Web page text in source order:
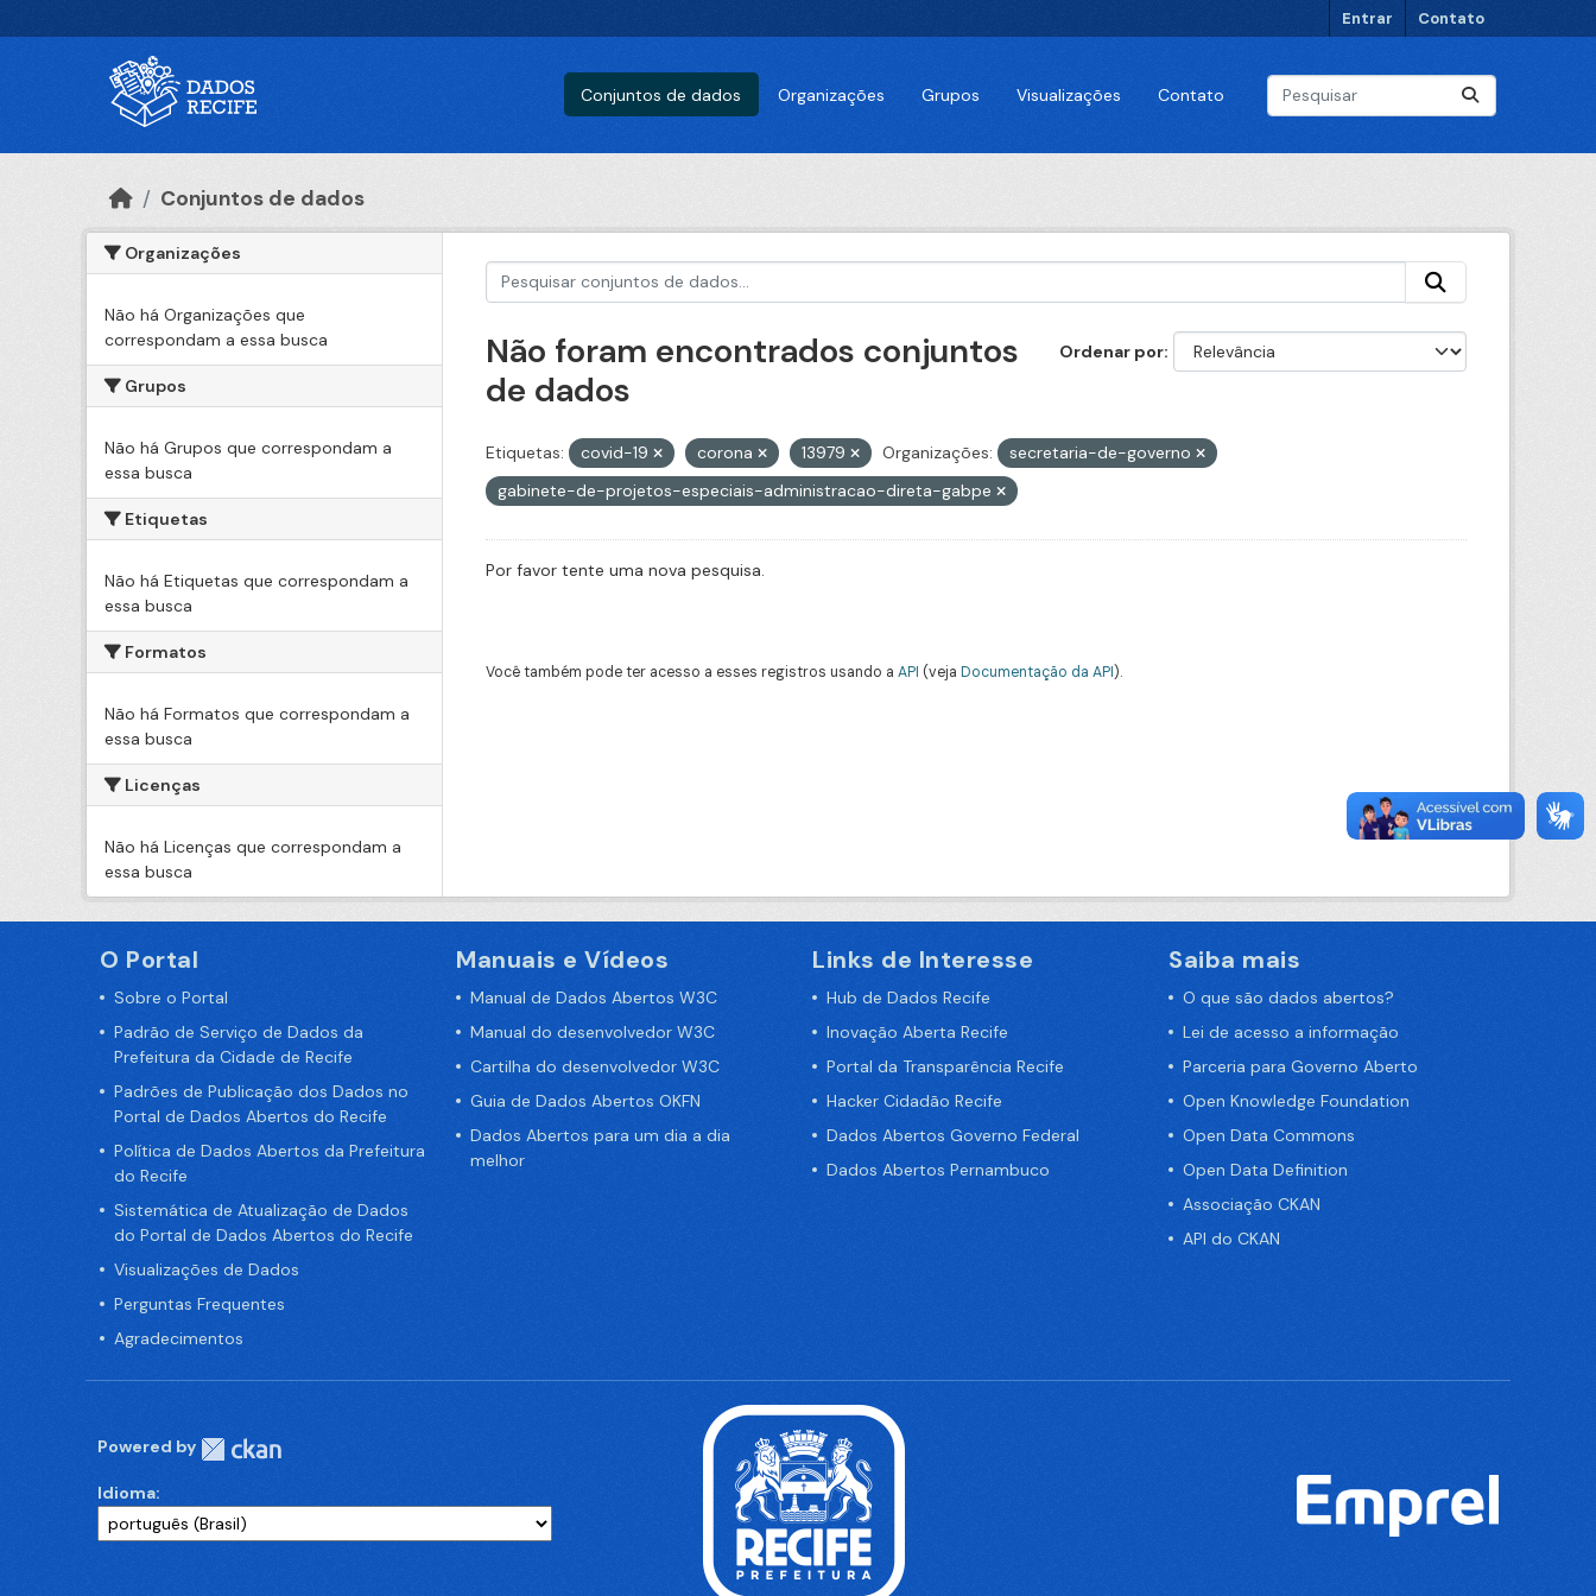
Entrar Contato
Conjuntos de dados Organizações Grupos Visualizações Contato
Conjuntos de dados
Organizações
Não há Organizações que
correspondam a essa busca
Grupos
Não há Grupos que correspondam a
essa busca
Etiquetas
Não há Etiquetas que correspondam a
essa busca
Formatos
Não há Formatos que correspondam a
essa busca
Licenças
Não há Licenças que correspondam a
essa busca
Ordenar por
Não foram encontrados conjuntos
de dados
Etiquetas: covid-19 corona 13979 Organizações:
secretaria-de-governo
gabinete-de-projetos-especiais-administracao-direta-gabpe
Por favor tente uma nova pesquisa.
Você também pode ter acesso a esses registros usando a API (veja Documentação da API).
O Portal
Sobre o Portal
Padrão de Serviço de Dados da
Prefeitura da Cidade de Recife
Padrões de Publicação dos Dados no
Portal de Dados Abertos do Recife
Política de Dados Abertos da Prefeitura
do Recife
Sistemática de Atualização de Dados
do Portal de Dados Abertos do Recife
Visualizações de Dados
Perguntas Frequentes
Agradecimentos
Manuais e Vídeos
Manual de Dados Abertos W3C
Manual do desenvolvedor W3C
Cartilha do desenvolvedor W3C
Guia de Dados Abertos OKFN
Dados Abertos para um dia a dia
melhor
Links de Interesse
Hub de Dados Recife
Inovação Aberta Recife
Portal da Transparência Recife
Hacker Cidadão Recife
Dados Abertos Governo Federal
Dados Abertos Pernambuco
Saiba mais
O que são dados abertos?
Lei de acesso a informação
Parceria para Governo Aberto
Open Knowledge Foundation
Open Data Commons
Open Data Definition
Associação CKAN
API do CKAN
Powered by
Idioma